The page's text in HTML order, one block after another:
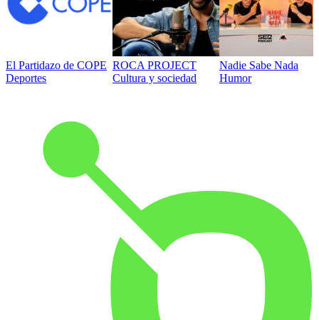
El Partidazo de COPE
Deportes
ROCA PROJECT
Cultura y sociedad
Nadie Sabe Nada
Humor